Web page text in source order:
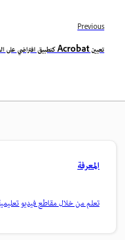
Previous
تعيين Acrobat كتطبيق افتراضي على الجوال
المعرفة
تعلم من خلال مقاطع فيديو